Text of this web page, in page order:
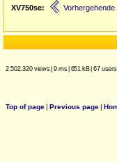
XV750se: Vorhergehende
2.502.320 views| 9 ms| 651 kB| 67 users
Top of page| Previous page|